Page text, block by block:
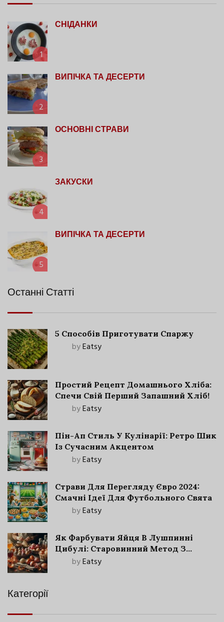
1
СНІДАНКИ
2
ВИПІЧКА ТА ДЕСЕРТИ
3
ОСНОВНІ СТРАВИ
4
ЗАКУСКИ
5
ВИПІЧКА ТА ДЕСЕРТИ
Останні Статті
5 Способів Приготувати Спаржу
byEatsy
Простий Рецепт Домашнього Хліба:
Спечи Свій Перший Запашний Хліб!
byEatsy
Пін-Ап Стиль У Кулінарії: Ретро Шик
Із Сучасним Акцентом
byEatsy
Страви Для Перегляду Євро 2024:
Смачні Ідеї Для Футбольного Свята
byEatsy
Як Фарбувати Яйця В Лушпинні
Цибулі: Старовинний Метод З
Сучасними Нюансами
byEatsy
Категорії